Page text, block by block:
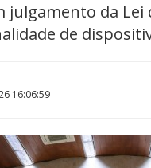
julgamento da
de
16:06:59